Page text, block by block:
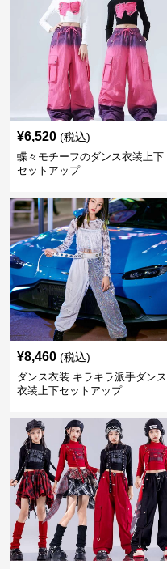
¥6,520 (税込)
蝶々モチーフのダンス衣装上下
セットアップ
¥8,460 (税込)
ダンス衣装 キラキラ派手ダンス
衣装上下セットアップ